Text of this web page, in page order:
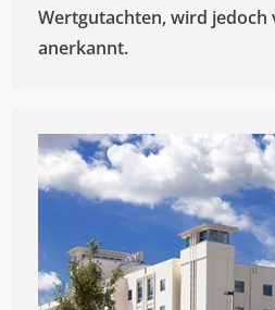
Wertgutachten, wird jedoch
anerkannt.